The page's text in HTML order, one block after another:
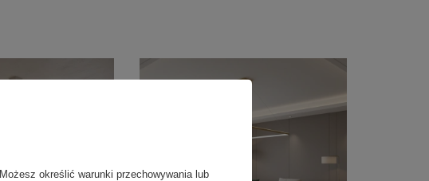
Możesz określić warunki przechowywania lub